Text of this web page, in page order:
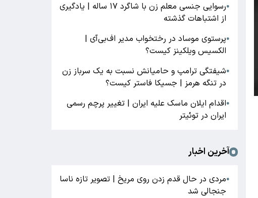
●
رسوایی جنسی معلم زن با شاگرد ۱۷ ساله | یادگیری
از اشتباهات گذشته
●پرستوی موساد در رختخواب مدیر اف‌بی‌آی |
الکسیس ویلکینز کیست؟
●شیفتگی ترامپ و حامیانش نسبت به یک سرباز زن
در تنگه هرمز | جسیکا فاستر کیست؟
●اقدام ایلان ماسک علیه ایران | تغییر پرچم رسمی
ایران در توئیتر
آخرین اخبار
●مردی در حال قدم زدن روی مریخ | تصویر تازه ناسا
جنجالی شد